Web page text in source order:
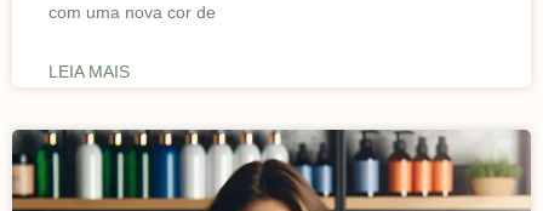
com uma nova cor de
LEIA MAIS